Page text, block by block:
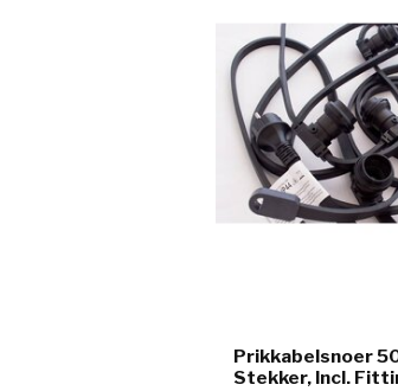
Prikkabelsnoer
Stekker, Incl.